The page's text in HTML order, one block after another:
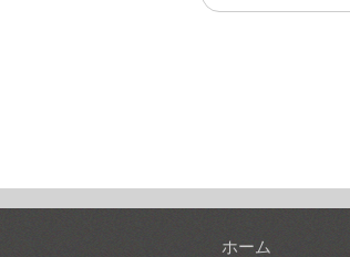
ホーム